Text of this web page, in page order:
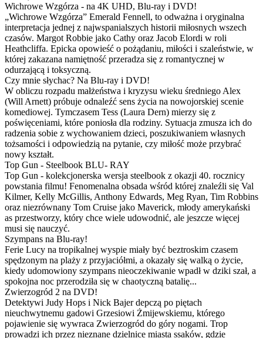
Wichrowe Wzgórza - na 4K UHD, Blu-ray i DVD!
„Wichrowe Wzgórza” Emerald Fennell, to odważna i oryginalna
interpretacja jednej z najwspanialszych historii miłosnych wszech
czasów. Margot Robbie jako Cathy oraz Jacob Elordi w roli
Heathcliffa. Epicka opowieść o pożądaniu, miłości i szaleństwie, w
której zakazana namiętność przeradza się z romantycznej w
odurzającą i toksyczną.
Czy mnie słychac? Na Blu-ray i DVD!
W obliczu rozpadu małżeństwa i kryzysu wieku średniego Alex
(Will Arnett) próbuje odnaleźć sens życia na nowojorskiej scenie
komediowej. Tymczasem Tess (Laura Dern) mierzy się z
poświęceniami, które poniosła dla rodziny. Sytuacja zmusza ich do
radzenia sobie z wychowaniem dzieci, poszukiwaniem własnych
tożsamości i odpowiedzią na pytanie, czy miłość może przybrać
nowy kształt.
Top Gun - Steelbook BLU- RAY
Top Gun - kolekcjonerska wersja steelbook z okazji 40. rocznicy
powstania filmu! Fenomenalna obsada wśród której znaleźli się Val
Kilmer, Kelly McGillis, Anthony Edwards, Meg Ryan, Tim Robbins
oraz niezrównany Tom Cruise jako Maverick, młody amerykański
as przestworzy, który chce wiele udowodnić, ale jeszcze więcej
musi się nauczyć.
Szympans na Blu-ray!
Ferie Lucy na tropikalnej wyspie miały być beztroskim czasem
spędzonym na plaży z przyjaciółmi, a okazały się walką o życie,
kiedy udomowiony szympans nieoczekiwanie wpadł w dziki szał, a
spokojna noc przerodziła się w chaotyczną batalię...
Zwierzogród 2 na DVD!
Detektywi Judy Hops i Nick Bajer depczą po piętach
nieuchwytnemu gadowi Grzesiowi Żmijewskiemu, którego
pojawienie się wywraca Zwierzogród do góry nogami. Trop
prowadzi ich przez nieznane dzielnice miasta ssaków, gdzie